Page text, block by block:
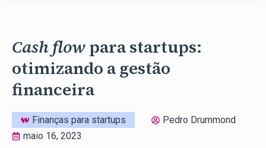
Cash flowpara startups:
otimizando a gestão
financeira
Finanças para startups
Pedro Drummond
maio 16, 2023